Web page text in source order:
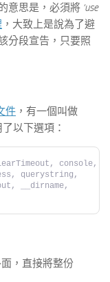
意思是，必須將 ‘use
，大致上是說為了避
分段宣告，只要照
件 ，有一個叫做
以下選項：
console,
querystring,
__dirname,
，直接將整份